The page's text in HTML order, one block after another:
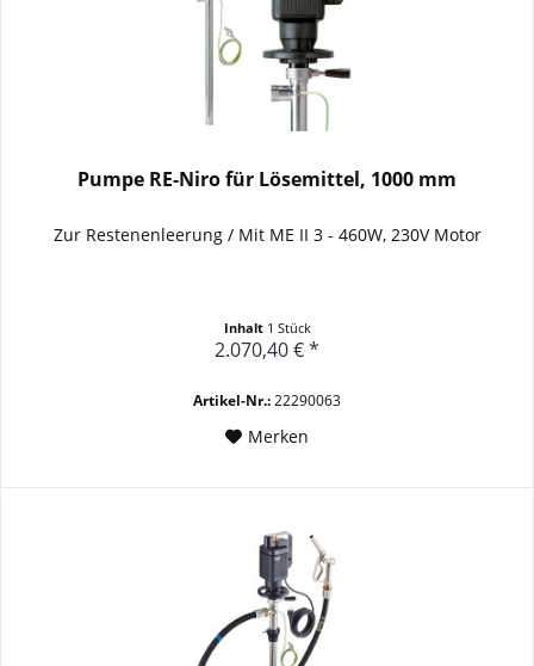
Pumpe RE-Niro für Lösemittel, 1000 mm
Zur Restenenleerung / Mit ME II 3 - 460W, 230V Motor
Inhalt 1 Stück
2.070,40 € *
Artikel-Nr.:22290063
Merken